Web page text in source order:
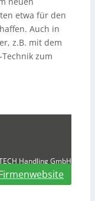
etwa für den
Auch in
z.B. mit dem
zum
Handling GmbH